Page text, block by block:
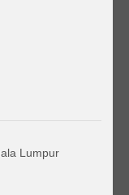
Lumpur